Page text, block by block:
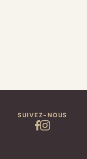
SUIVEZ-NOUS